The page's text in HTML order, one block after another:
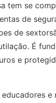
tem se
de
de
É
e
e